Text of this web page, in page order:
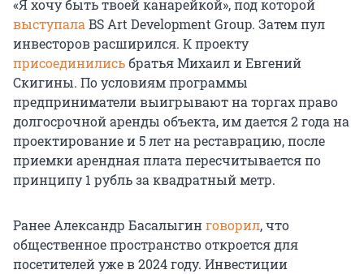
«Я хочу быть твоей канарейкой», под которой
выступала BS Art Development Group. Затем пул
инвесторов расширился. К проекту
присоединилисьбратья Михаил и Евгений
Скигины. По условиям программы
предприниматели выигрывают на торгах право
долгосрочной аренды объекта, им дается 2 года на
проектирование и 5 лет на реставрацию, после
приемки арендная плата пересчитывается по
принципу 1 рубль за квадратный метр.
Ранее Александр Басалыгинговорил, что
общественное пространство откроется для
посетителей уже в 2024 году. Инвестиции